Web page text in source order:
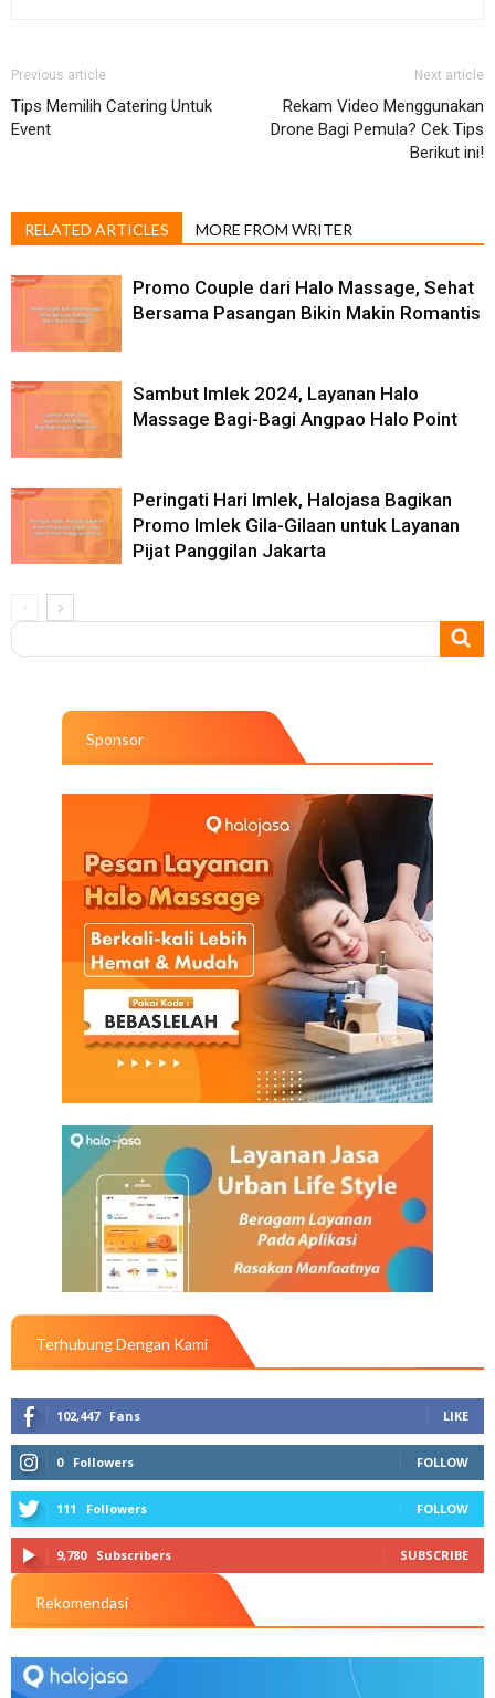
Previous article
Tips Memilih Catering Untuk
Event
Next article
Rekam Video Menggunakan
Drone Bagi Pemula? Cek Tips
Berikut ini!
RELATED ARTICLES MORE FROM WRITER
Promo Couple dari Halo Massage, Sehat
Bersama Pasangan Bikin Makin Romantis
Sambut Imlek 2024, Layanan Halo
Massage Bagi-Bagi Angpao Halo Point
Peringati Hari Imlek, Halojasa Bagikan
Promo Imlek Gila-Gilaan untuk Layanan
Pijat Panggilan Jakarta
Sponsor
Terhubung Dengan Kami
102,447 Fans LIKE
0 Followers FOLLOW
111 Followers FOLLOW
9,780 Subscribers SUBSCRIBE
Rekomendasi